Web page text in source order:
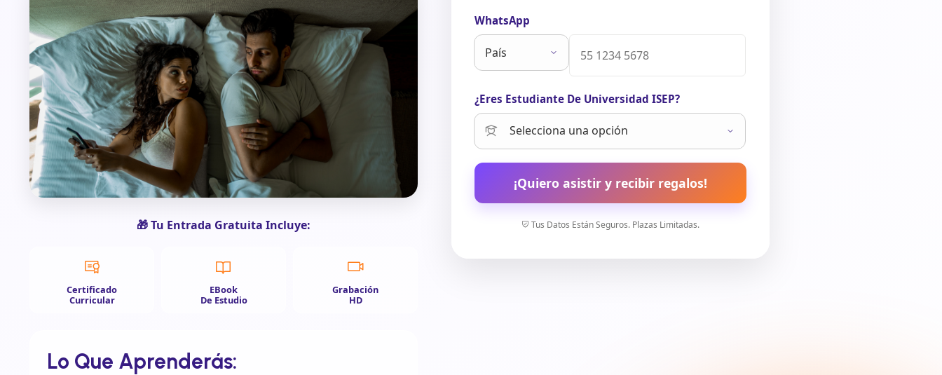
🎁 Tu Entrada Gratuita Incluye:
Certificado
Curricular
EBook
De Estudio
Grabación
HD
Lo Que Aprenderás:
WhatsApp
¿Eres Estudiante De Universidad ISEP?
¡Quiero asistir y recibir regalos!
Tus Datos Están Seguros. Plazas Limitadas.